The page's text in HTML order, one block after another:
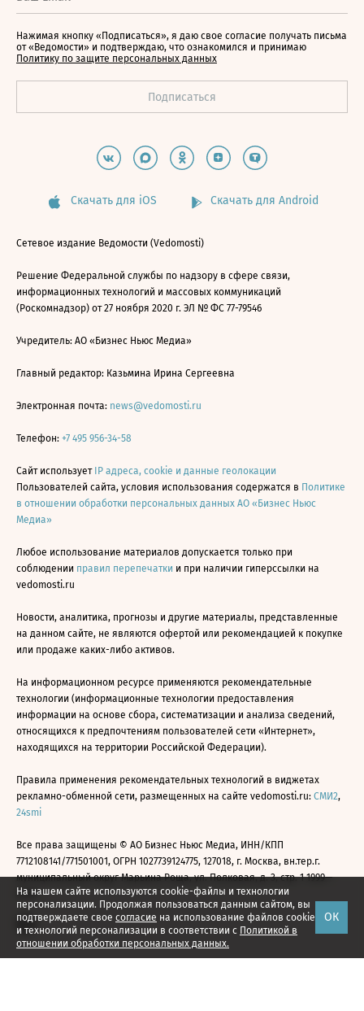
На нашем сайте используются cookie-файлы и технологии
персонализации. Продолжая пользоваться данным сайтом, вы
подтверждаете свое согласие на использование файлов cookie
и технологий персонализации в соответствии с Политикой в
отношении обработки персональных данных.
ОК
Нажимая кнопку «Подписаться», я даю свое согласие получать письма
от «Ведомости» и подтверждаю, что ознакомился и принимаю
Политику по защите персональных данных
Скачать для iOS Скачать для Android
Сетевое издание Ведомости (Vedomosti)
Решение Федеральной службы по надзору в сфере связи,
информационных технологий и массовых коммуникаций
(Роскомнадзор) от 27 ноября 2020 г. ЭЛ № ФС 77-79546
Учредитель: АО «Бизнес Ньюс Медиа»
Главный редактор: Казьмина Ирина Сергеевна
Электронная почта: news@vedomosti.ru
Телефон: +7 495 956-34-58
Сайт использует IP адреса, cookie и данные геолокации
Пользователей сайта, условия использования содержатся в Политике
в отношении обработки персональных данных АО «Бизнес Ньюс
Медиа»
Любое использование материалов допускается только при
соблюдении правил перепечатки и при наличии гиперссылки на
vedomosti.ru
Новости, аналитика, прогнозы и другие материалы, представленные
на данном сайте, не являются офертой или рекомендацией к покупке
или продаже каких-либо активов.
На информационном ресурсе применяются рекомендательные
технологии (информационные технологии предоставления
информации на основе сбора, систематизации и анализа сведений,
относящихся к предпочтениям пользователей сети «Интернет»,
находящихся на территории Российской Федерации).
Правила применения рекомендательных технологий в виджетах
рекламно-обменной сети, размещенных на сайте vedomosti.ru: СМИ2,
24smi
Все права защищены © АО Бизнес Ньюс Медиа, ИНН/КПП
7712108141/771501001, ОГРН 1027739124775, 127018, г. Москва, вн.тер.г.
муниципальный округ Марьина Роща, ул. Полковая, д. 3, стр. 1 1999—
2026